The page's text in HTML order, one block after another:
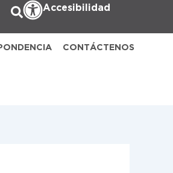
Accesibilidad
CONTÁCTENOS